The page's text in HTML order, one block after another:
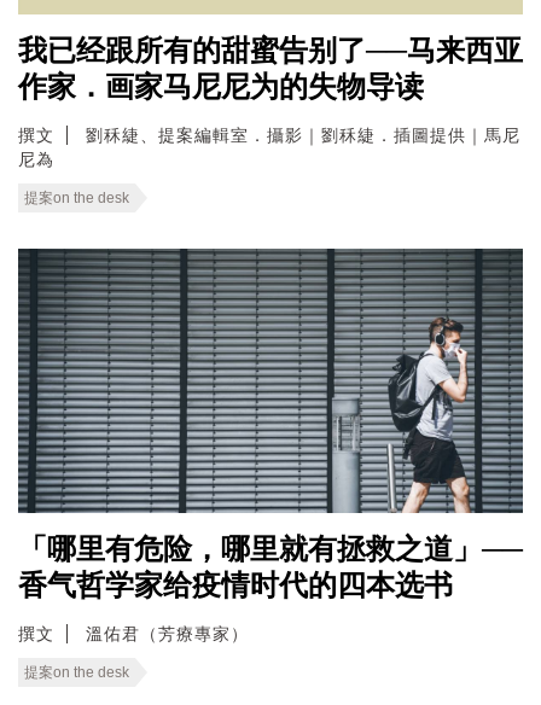
我已经跟所有的甜蜜告别了──马来西亚
作家．画家马尼尼为的失物导读
撰文
劉秝緁、提案編輯室．攝影｜劉秝緁．插圖提供｜馬尼
尼為
提案on the desk
「哪里有危险，哪里就有拯救之道」──
香气哲学家给疫情时代的四本选书
撰文 溫佑君（芳療專家）
提案on the desk